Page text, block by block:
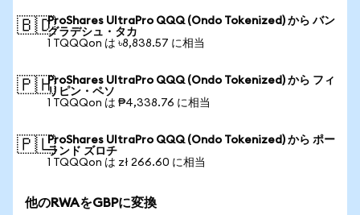
🇧🇩ProShares UltraPro QQQ (Ondo Tokenized) から バン
グラデシュ・タカ
1 TQQQon は ৳8,838.57 に相当
🇵🇭ProShares UltraPro QQQ (Ondo Tokenized) から フィ
リピン・ペソ
1 TQQQon は ₱4,338.76 に相当
🇵🇱ProShares UltraPro QQQ (Ondo Tokenized) から ポー
ランド ズロチ
1 TQQQon は zł 266.60 に相当
他のRWAをGBPに変換